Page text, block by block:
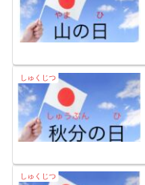
しゅくじつ
しゅくじつ